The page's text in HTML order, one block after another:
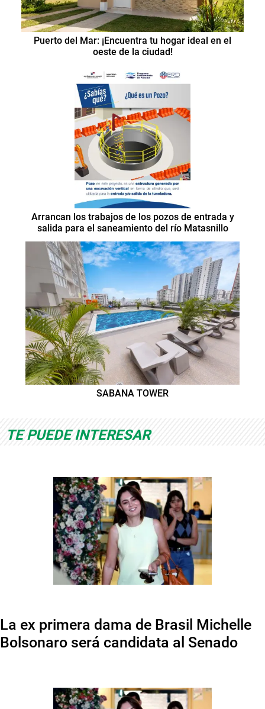
Puerto del Mar: ¡Encuentra tu hogar ideal en el
oeste de la ciudad!
Arrancan los trabajos de los pozos de entrada y
salida para el saneamiento del río Matasnillo
SABANA TOWER
TE PUEDE INTERESAR
La ex primera dama de Brasil Michelle
Bolsonaro será candidata al Senado